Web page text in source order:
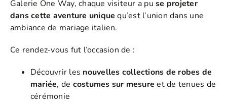
Galerie One Way, chaque visiteur a puse projeter
dans cette aventure unique qu’est l’union dans une
ambiance de mariage italien.
Ce rendez-vous fut l’occasion de :
Découvrir les nouvelles collections de robes de
mariée, de costumes sur mesure et de tenues de
cérémonie